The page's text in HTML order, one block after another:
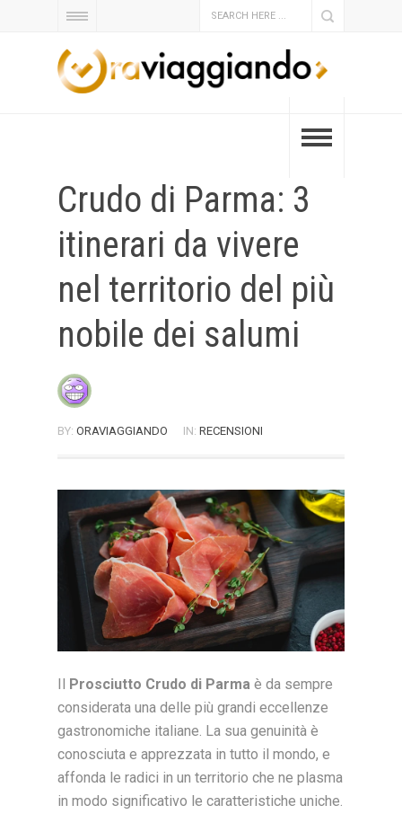
Crudo di Parma: 3
itinerari da vivere
nel territorio del più
nobile dei salumi
BY: ORAVIAGGIANDO IN: RECENSIONI
Il Prosciutto Crudo di Parma è da sempre
considerata una delle più grandi eccellenze
gastronomiche italiane. La sua genuinità è
conosciuta e apprezzata in tutto il mondo, e
affonda le radici in un territorio che ne plasma
in modo significativo le caratteristiche uniche.